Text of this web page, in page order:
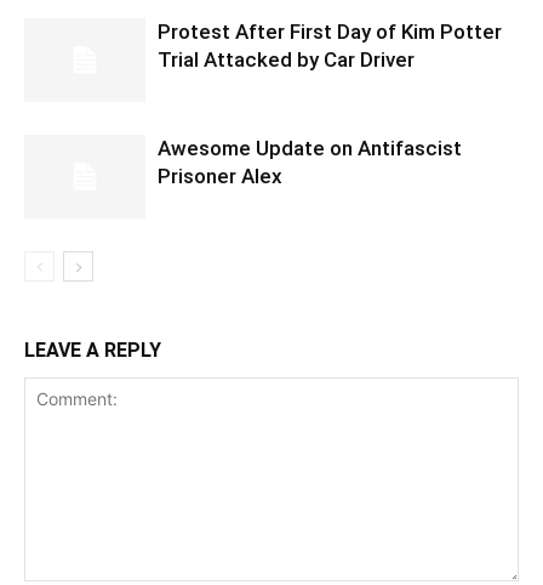
Protest After First Day of Kim Potter
Trial Attacked by Car Driver
Awesome Update on Antifascist
Prisoner Alex
LEAVE A REPLY